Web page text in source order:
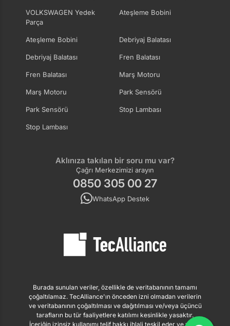
VOLKSWAGEN Yedek
Parça
Ateşleme Bobini
Ateşleme Bobini Debriyaj Balatası
Debriyaj Balatası Fren Balatası
Fren Balatası Marş Motoru
Marş Motoru Park Sensörü
Park Sensörü Stop Lambası
Stop Lambası
Aklınıza takılan bir soru mu var?
Çağrı Merkezimizi arayın
0850 305 00 27
WhatsApp Destek
Burada sunulan veriler, özellikle de veritabanının tamamı
çoğaltılamaz. TecAlliance'ın önceden izni olmadan verilerin
ve veritabanının çoğaltılması ve dağıtılması ve/veya üçüncü
tarafların bu tür faaliyetlere katılımı kesinlikle yasaktır.
İçeriğin izinsiz kullanımı telif hakkı ihlali teşkil eder ve yasal